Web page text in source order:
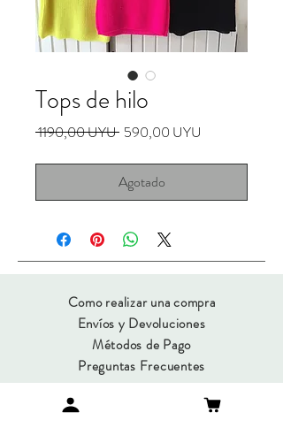
Tops de hilo
1190,00 UYU Precio
590,00 UYU
Agotado
Como realizar una compra
Envíos y Devoluciones
Métodos de Pago
Preguntas Frecuentes